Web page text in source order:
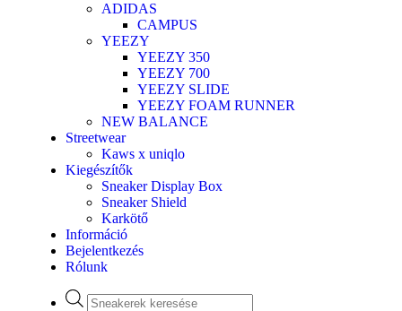
ADIDAS
CAMPUS
YEEZY
YEEZY 350
YEEZY 700
YEEZY SLIDE
YEEZY FOAM RUNNER
NEW BALANCE
Streetwear
Kaws x uniqlo
Kiegészítők
Sneaker Display Box
Sneaker Shield
Karkötő
Információ
Bejelentkezés
Rólunk